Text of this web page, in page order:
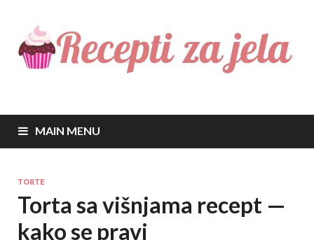
Recepti za jela
MAIN MENU
TORTE
Torta sa višnjama recept —
kako se pravi